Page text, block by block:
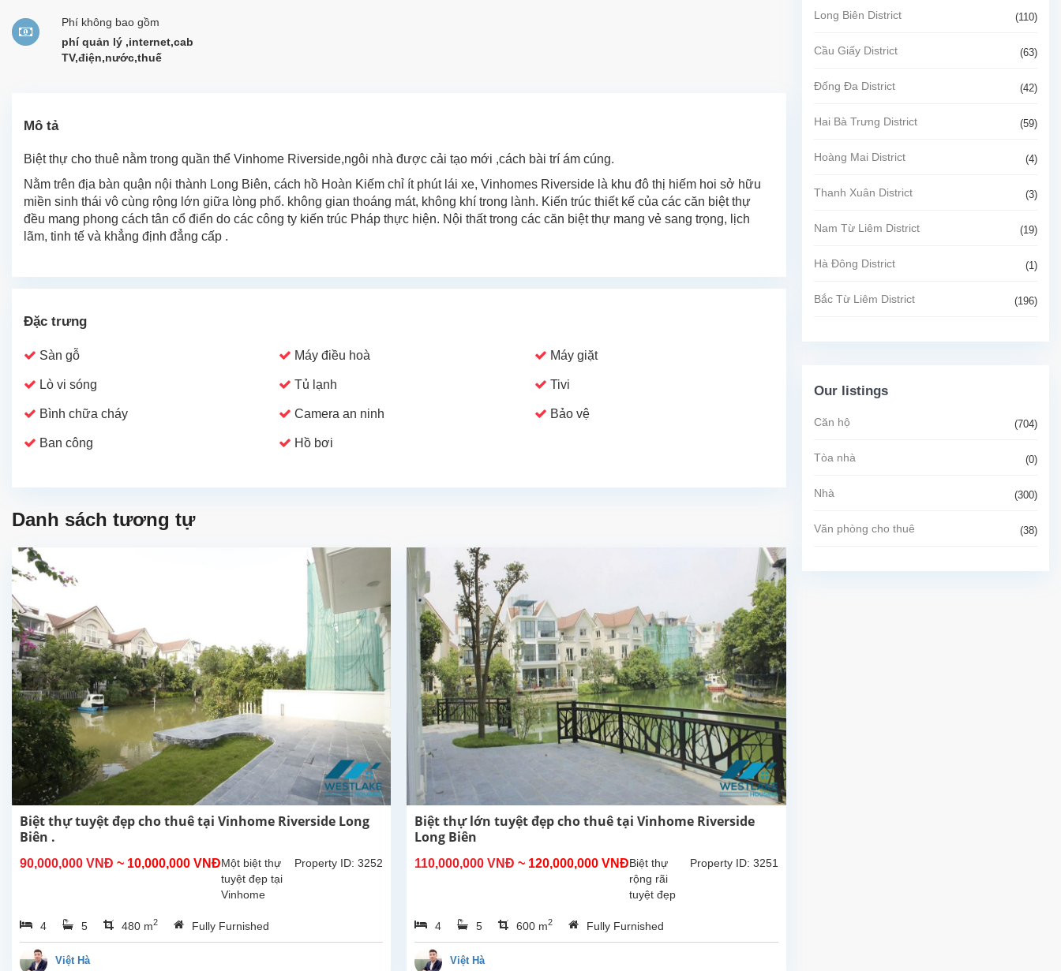
Phí không bao gồm
phí quản lý ,internet,cab
TV,điện,nước,thuế
Mô tả
Biệt thự cho thuê nằm trong quần thể Vinhome Riverside,ngôi nhà được cải tạo mới ,cách bài trí ám cúng.
Nằm trên địa bàn quận nội thành Long Biên, cách hồ Hoàn Kiếm chỉ ít phút lái xe, Vinhomes Riverside là khu đô thị hiếm hoi sở hữu
miền sinh thái vô cùng rộng lớn giữa lòng phố. không gian thoáng mát, không khí trong lành. Kiến trúc thiết kế của các căn biệt thự
đều mang phong cách tân cổ điển do các công ty kiến trúc Pháp thực hiện. Nội thất trong các căn biệt thự mang vẻ sang trọng, lịch
lãm, tinh tế và khẳng định đẳng cấp .
Đặc trưng
Sàn gỗ Máy điều hoà Máy giặt
Lò vi sóng Tủ lạnh Tivi
Bình chữa cháy Camera an ninh Bảo vệ
Ban công Hồ bơi
Danh sách tương tự
Biệt thự tuyệt đẹp cho thuê tại Vinhome Riverside Long
Biên .
90,000,000 VNĐ ~ 10,000,000 VNĐ Property ID: 3252
Một biệt thự
tuyệt đẹp tại
Vinhome
Long Biên cho
thuê. Tổng
4 5 480 m2 Fully Furnished
Việt Hà
Biệt thự lớn tuyệt đẹp cho thuê tại Vinhome Riverside
Long Biên
110,000,000 VNĐ ~ 120,000,000 VNĐ Property ID: 3251
Biệt thự
rộng rãi
tuyệt đẹp
Vinhome
Riverside
4 5 600 m2 Fully Furnished
Việt Hà
Long Biên District (110)
Cầu Giấy District (63)
Đống Đa District (42)
Hai Bà Trưng District (59)
Hoàng Mai District (4)
Thanh Xuân District (3)
Nam Từ Liêm District (19)
Hà Đông District (1)
Bắc Từ Liêm District (196)
Our listings
Căn hộ (704)
Tòa nhà (0)
Nhà (300)
Văn phòng cho thuê (38)